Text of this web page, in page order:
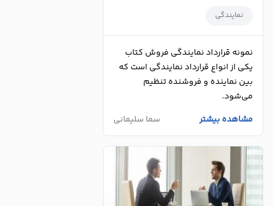
نمایندگی
نمونه قرارداد نمایندگی فروش کتاب
یکی از انواع قرارداد نمایندگی است که
بین نماینده و فروشنده تنظیم
می‌شود.
مشاهده بیشتر
سما سلیمانی